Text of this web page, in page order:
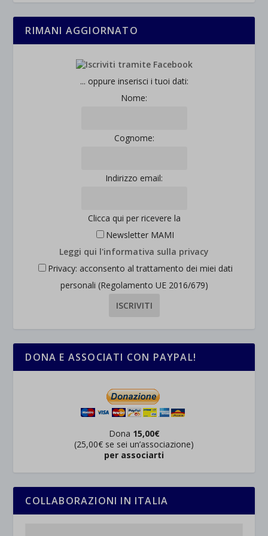
RIMANI AGGIORNATO
... oppure inserisci i tuoi dati:
Nome:
Cognome:
Indirizzo email:
Clicca qui per ricevere la
Newsletter MAMI
Leggi qui l'informativa sulla privacy
Privacy: acconsento al trattamento dei miei dati
personali (Regolamento UE 2016/679)
DONA E ASSOCIATI CON PAYPAL!
Dona 15,00€
(25,00€ se sei un’associazione)
per associarti
COLLABORAZIONI IN ITALIA
wp-settings-*
_ga_*
esplicitamente categorizzati.
Mostra dettagli